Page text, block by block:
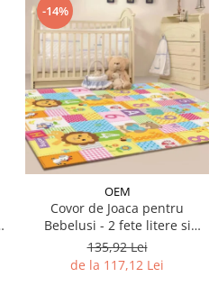
-14%
OEM
Covor de Joaca pentru
Bebelusi - 2 fete litere si
cifre/maimutici
135,92 Lei
de la 117,12 Lei